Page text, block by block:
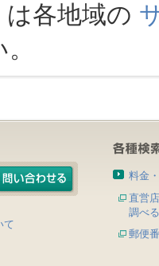
各地域の
て
料金
直営
調べる
郵便